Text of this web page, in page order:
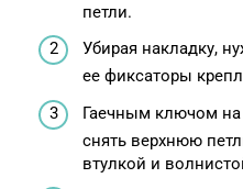
петли.
Убирая накладку,
ее фиксаторы
Гаечным ключом на
снять верхнюю
втулкой и